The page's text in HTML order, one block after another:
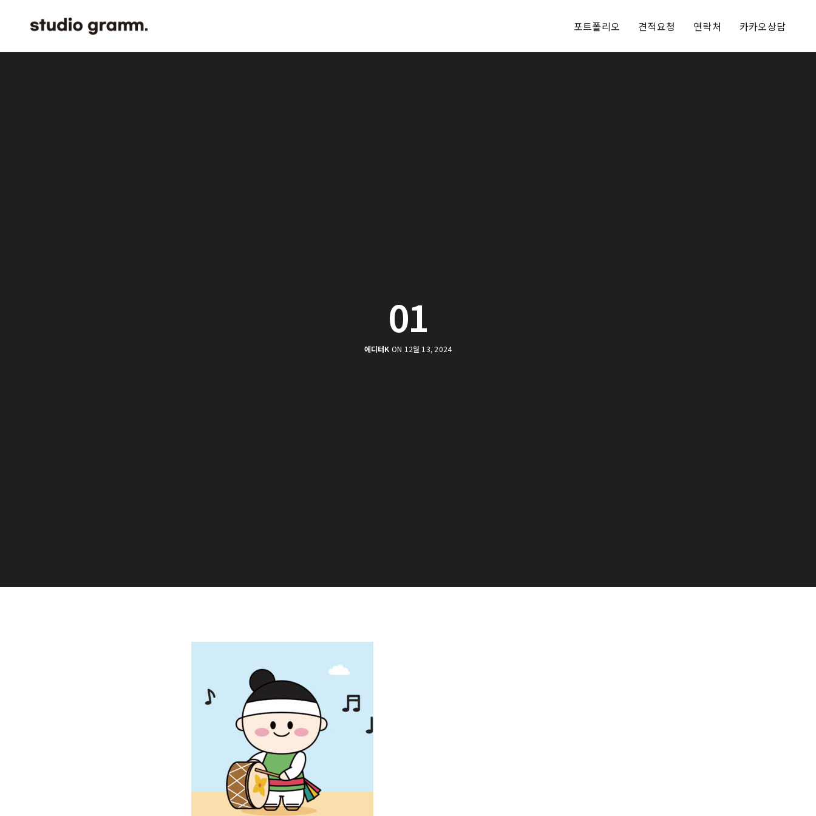
포트폴리오 견적요청 연락처 카카오상담
01
에디터K ON 12월 13, 2024